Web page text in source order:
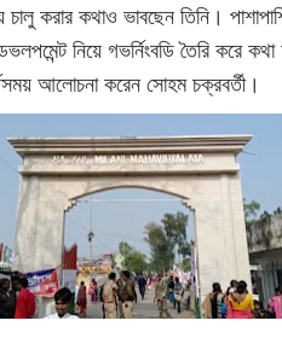
করার কথাও ভাবছেন তিনি।
নিয়ে গভর্নিংবডি তৈরি করে
আলোচনা করেন সোহম চক্রবর্তী।